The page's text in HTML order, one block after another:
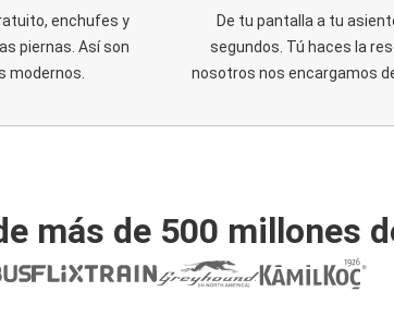
enchufes y
piernas. Así son
modernos.
De tu pantalla a tu
segundos. Tú haces la
nosotros nos encargamos
más de 500 millones